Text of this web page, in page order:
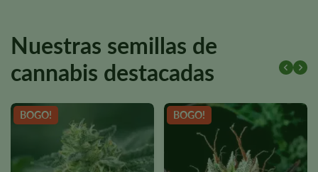
Nuestras semillas de
cannabis destacadas
BOGO! BOGO!